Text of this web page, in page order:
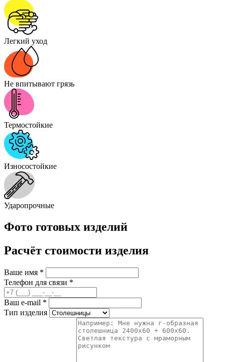
Легкий уход
Не впитывают грязь
Термостойкие
Износостойкие
Ударопрочные
Фото готовых изделий
Расчёт стоимости изделия
Ваше имя *
Телефон для связи *
Ваш e-mail *
Тип изделия